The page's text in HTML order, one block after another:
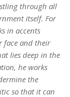
through all
itself. For
in accents
face and their
lies deep in the
he works
the
so that it can